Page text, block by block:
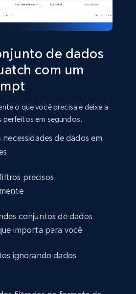
Return policy, and more.
Seller name, Seller rating,
de dados
com um
o que você precisa e deixe a
perfeitos em segundos.
necessidades de dados em
precisos
conjuntos de dados
importa para você
ignorando dados